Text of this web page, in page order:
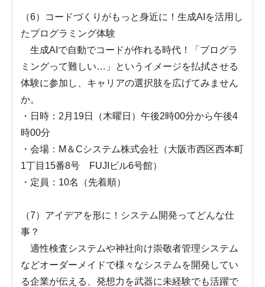
（6）コードづくりがもっと身近に！生成AIを活用し
たプログラミング体験
生成AIで自動でコードが作れる時代！「プログラ
ミングって難しい…」というイメージを払拭させる
体験に参加し、キャリアの選択肢を広げてみません
か。
・日時：2月19日（木曜日）午後2時00分から午後4
時00分
・会場：M＆Cシステム株式会社（大阪市西区西本町
1丁目15番8号 FUJIビル6号館）
・定員：10名（先着順）
（7）アイデアを形に！システム開発ってどんな仕
事？
適性検査システムや神社向け崇敬者管理システム
などオーダーメイドで様々なシステムを開発してい
る企業が伝える、発想力を武器に未経験でも活躍で